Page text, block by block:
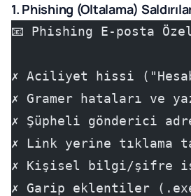
1. Phishing (Oltalama)
📧 Phishing E-posta
✗ Aciliyet hissi
✗ Gramer hataları ve
✗ Şüpheli gönderici
✗ Link yerine tıklama
✗ Kişisel bilgi/şifre
✗ Garip eklentiler